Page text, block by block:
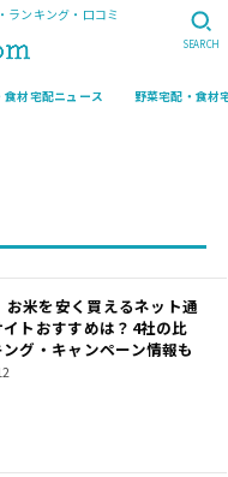
ランキング・口コミ
食材宅配ニュース 野菜宅配・食材
SEARCH
お米を安く買えるネット通
トおすすめは？4社の比
グ・キャンペーン情報も